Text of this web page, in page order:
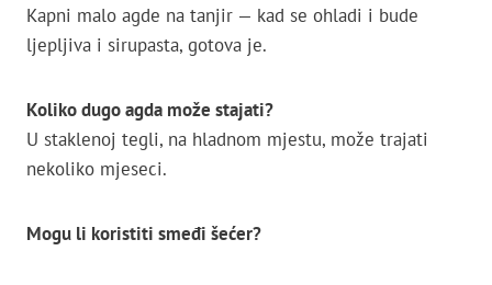
Kapni malo agde na tanjir — kad se ohladi i bude
ljepljiva i sirupasta, gotova je.
Koliko dugo agda može stajati?
U staklenoj tegli, na hladnom mjestu, može trajati
nekoliko mjeseci.
Mogu li koristiti smeđi šećer?